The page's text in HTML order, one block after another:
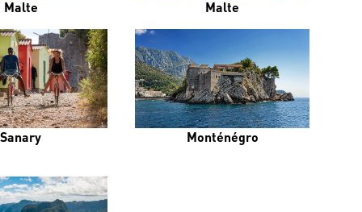
Malte Malte
Sanary Monténégro